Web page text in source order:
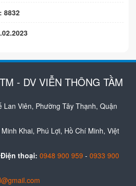
8832
- DV VIỄN THÔNG TẦM
Lan Viên, Phường Tây Thạnh, Quận
Khai, Phú Lợi, Hồ Chí Minh, Việt
Điện thoại: 0948 900 959 - 0933 900